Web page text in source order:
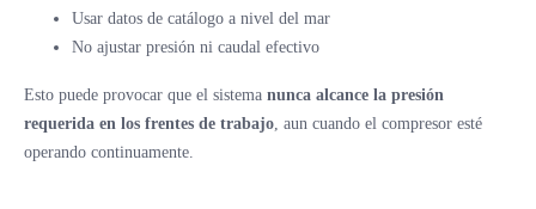
Usar datos de catálogo a nivel del mar
No ajustar presión ni caudal efectivo
Esto puede provocar que el sistema nunca alcance la presión
requerida en los frentes de trabajo , aun cuando el compresor esté
operando continuamente.